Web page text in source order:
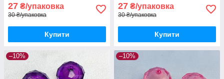
27 ₴/упаковка
30 ₴/упаковка
Купити
27 ₴/упаковка
30 ₴/упаковка
Купити
–10% –10%